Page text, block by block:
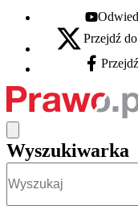
Youtube -
X - otwiera się w
Przejdź
Facebook -
Wyszukiwarka